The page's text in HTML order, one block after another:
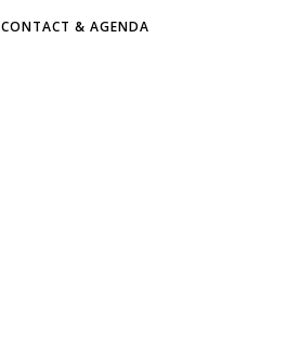
CONTACT & AGENDA